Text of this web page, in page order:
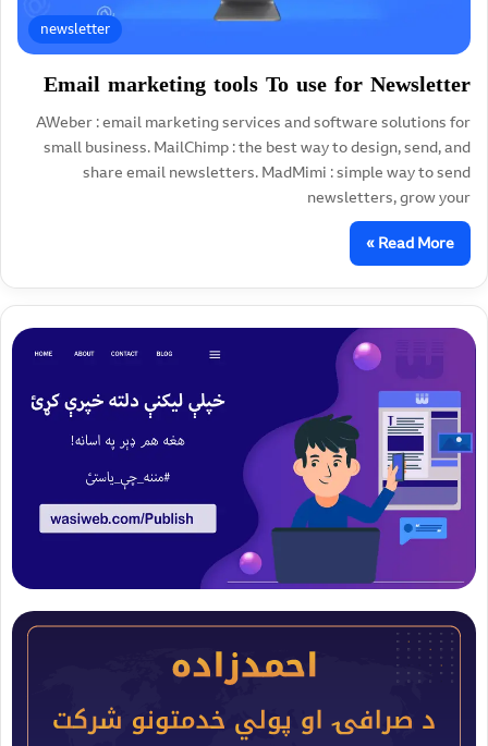
newsletter
Email marketing tools To use for Newsletter
AWeber : email marketing services and software solutions for
small business. MailChimp : the best way to design, send, and
share email newsletters. MadMimi : simple way to send
newsletters, grow your
Read More »